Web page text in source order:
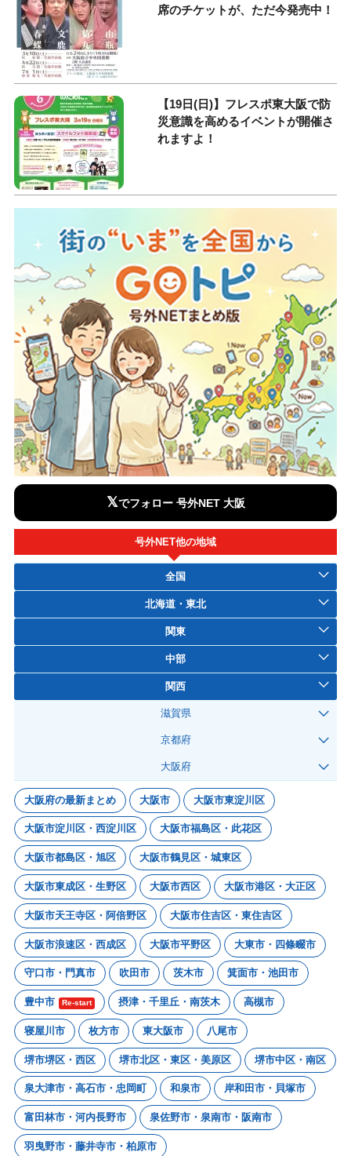
席のチケットが、ただ今発売中！
【19日(日)】フレスポ東大阪で防
災意識を高めるイベントが開催さ
れますよ！
𝕏でフォロー 号外NET 大阪
号外NET他の地域
全国
北海道・東北
関東
中部
関西
滋賀県
京都府
大阪府
大阪府の最新まとめ 大阪市 大阪市東淀川区
大阪市淀川区・西淀川区 大阪市福島区・此花区
大阪市都島区・旭区 大阪市鶴見区・城東区
大阪市東成区・生野区 大阪市西区 大阪市港区・大正区
大阪市天王寺区・阿倍野区 大阪市住吉区・東住吉区
大阪市浪速区・西成区 大阪市平野区 大東市・四條畷市
守口市・門真市 吹田市 茨木市 箕面市・池田市
豊中市 Re-start 摂津・千里丘・南茨木 高槻市
寝屋川市 枚方市 東大阪市 八尾市
堺市堺区・西区 堺市北区・東区・美原区 堺市中区・南区
泉大津市・高石市・忠岡町 和泉市 岸和田市・貝塚市
富田林市・河内長野市 泉佐野市・泉南市・阪南市
羽曳野市・藤井寺市・柏原市